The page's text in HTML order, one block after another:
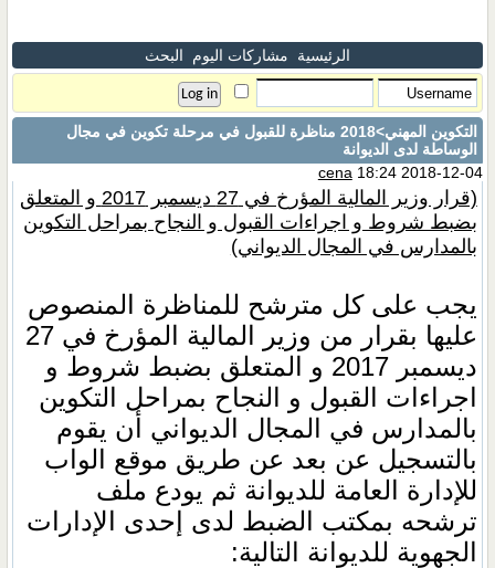
الرئيسية مشاركات اليوم البحث
التكوين المهني
>2018 مناظرة للقبول في مرحلة تكوين في مجال
الوساطة لدى الديوانة
cena 18:24 2018-12-04
(قرار وزير المالية المؤرخ في 27 ديسمبر 2017 و المتعلق
بضبط شروط و اجراءات القبول و النجاح بمراحل التكوين
بالمدارس في المجال الديواني)
يجب على كل مترشح للمناظرة المنصوص
عليها بقرار من وزير المالية المؤرخ في 27
ديسمبر 2017 و المتعلق بضبط شروط و
اجراءات القبول و النجاح بمراحل التكوين
بالمدارس في المجال الديواني أن يقوم
بالتسجيل عن بعد عن طريق موقع الواب
للإدارة العامة للديوانة ثم يودع ملف
ترشحه بمكتب الضبط لدى إحدى الإدارات
الجهوية للديوانة التالية: